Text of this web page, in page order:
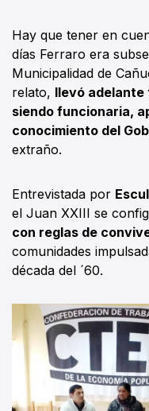
Hay que tener en
días Ferraro era
Municipalidad de
relato, llevó
siendo funcionaria,
conocimiento del
extraño.
Entrevistada por
el Juan XXIII se
con reglas de
comunidades
década del ´60.